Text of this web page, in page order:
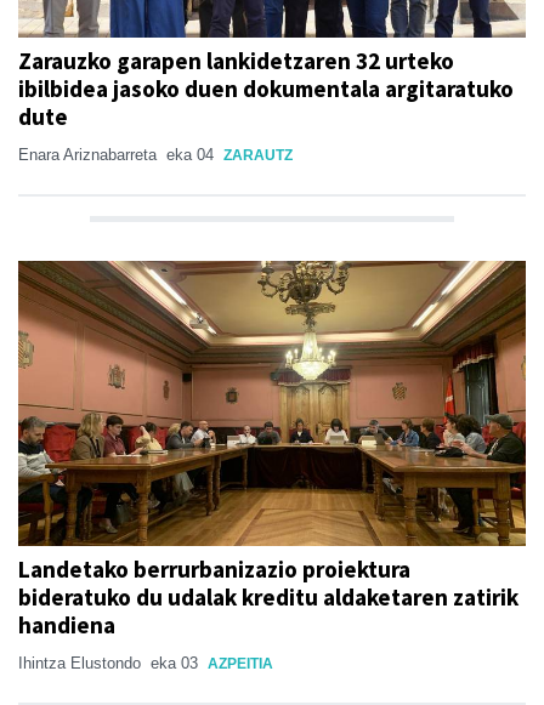
Zarauzko garapen lankidetzaren 32 urteko
ibilbidea jasoko duen dokumentala argitaratuko
dute
Enara Ariznabarreta eka 04 ZARAUTZ
Landetako berrurbanizazio proiektura
bideratuko du udalak kreditu aldaketaren zatirik
handiena
Ihintza Elustondo eka 03 AZPEITIA